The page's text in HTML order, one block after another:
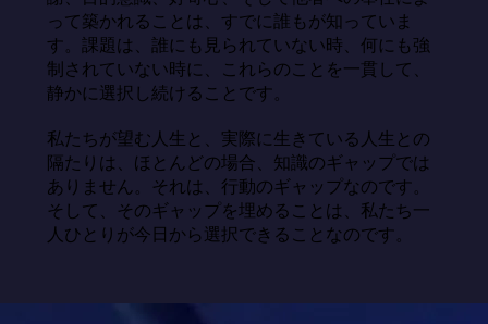
って築かれることは、すでに誰もが知っていま
す。課題は、誰にも見られていない時、何にも強
制されていない時に、これらのことを一貫して、
静かに選択し続けることです。
私たちが望む人生と、実際に生きている人生との
隔たりは、ほとんどの場合、知識のギャップでは
ありません。それは、行動のギャップなのです。
そして、そのギャップを埋めることは、私たち一
人ひとりが今日から選択できることなのです。